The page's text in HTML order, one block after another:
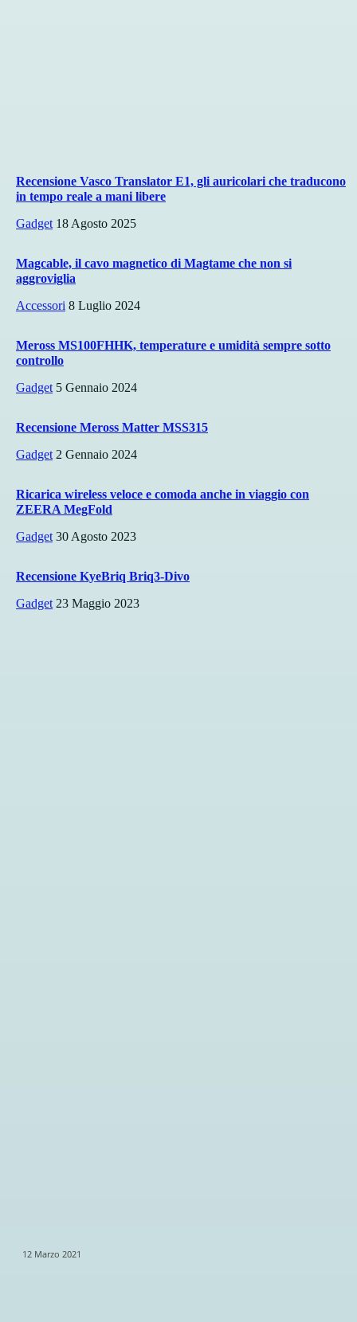
Recensione Vasco Translator E1, gli auricolari che traducono
in tempo reale a mani libere
Gadget 18 Agosto 2025
Magcable, il cavo magnetico di Magtame che non si
aggroviglia
Accessori 8 Luglio 2024
Meross MS100FHHK, temperature e umidità sempre sotto
controllo
Gadget 5 Gennaio 2024
Recensione Meross Matter MSS315
Gadget 2 Gennaio 2024
Ricarica wireless veloce e comoda anche in viaggio con
ZEERA MegFold
Gadget 30 Agosto 2023
Recensione KyeBriq Briq3-Divo
Gadget 23 Maggio 2023
12 Marzo 2021